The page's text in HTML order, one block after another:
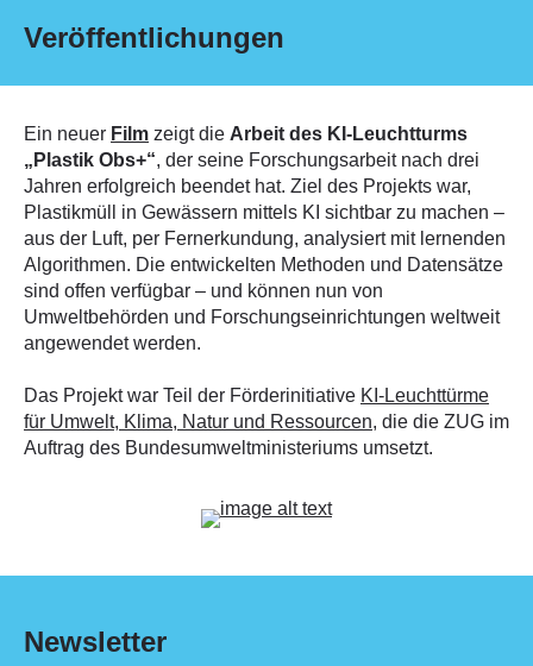
Veröffentlichungen
Ein neuer Film zeigt die Arbeit des KI-Leuchtturms
„Plastik Obs+“, der seine Forschungsarbeit nach drei
Jahren erfolgreich beendet hat. Ziel des Projekts war,
Plastikmüll in Gewässern mittels KI sichtbar zu machen –
aus der Luft, per Fernerkundung, analysiert mit lernenden
Algorithmen. Die entwickelten Methoden und Datensätze
sind offen verfügbar – und können nun von
Umweltbehörden und Forschungseinrichtungen weltweit
angewendet werden.
Das Projekt war Teil der Förderinitiative KI-Leuchttürme
für Umwelt, Klima, Natur und Ressourcen, die die ZUG im
Auftrag des Bundesumweltministeriums umsetzt.
Newsletter